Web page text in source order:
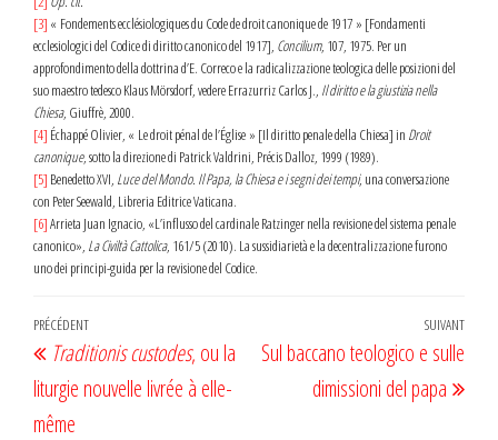
[3] « Fondements ecclésiologiques du Code de droit canonique de 1917 » [Fondamenti
ecclesiologici del Codice di diritto canonico del 1917], Concilium, 107, 1975. Per un
approfondimento della dottrina d’E. Correco e la radicalizzazione teologica delle posizioni del
suo maestro tedesco Klaus Mörsdorf, vedere Errazurriz Carlos J., Il diritto e la giustizia nella
Chiesa, Giuffrè, 2000.
[4] Échappé Olivier, « Le droit pénal de l’Église » [Il diritto penale della Chiesa] in Droit
canonique, sotto la direzione di Patrick Valdrini, Précis Dalloz, 1999 (1989).
[5] Benedetto XVI, Luce del Mondo. Il Papa, la Chiesa e i segni dei tempi, una conversazione
con Peter Seewald, Libreria Editrice Vaticana.
[6]Arrieta Juan Ignacio, «L’influsso del cardinale Ratzinger nella revisione del sistema penale
canonico», La Civiltà Cattolica, 161/5 (2010). La sussidiarietà e la decentralizzazione furono
uno dei principi-guida per la revisione del Codice.
Navigation
de
l’article
Article
précédent
PRÉCÉDENT
Traditionis custodes, ou la
liturgie nouvelle livrée à elle-
même
SUIVANT
Sul baccano teologico e sulle
dimissioni del papa